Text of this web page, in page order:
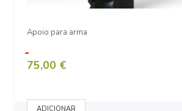
Apoio para arma
75,00 €